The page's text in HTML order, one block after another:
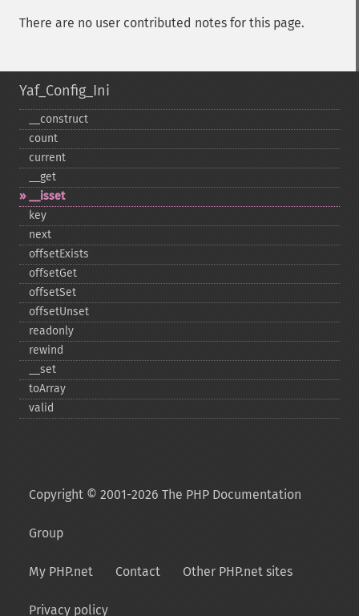
There are no user contributed notes for this page.
Yaf_Config_Ini
_​_​construct
count
current
_​_​get
_​_​isset
key
next
offsetExists
offsetGet
offsetSet
offsetUnset
readonly
rewind
_​_​set
toArray
valid
Copyright © 2001-2026 The PHP Documentation
Group
My PHP.net Contact Other PHP.net sites
Privacy policy